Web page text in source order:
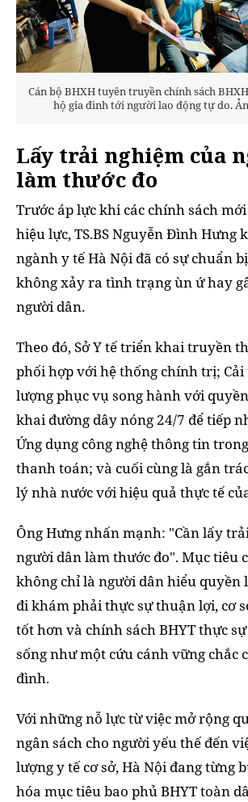
Cán bộ BHXH tuyên truyền chính sách
hộ gia đình tới người lao động tự do.
Lấy trải nghiệm của
làm thước đo
Trước áp lực khi các chính sách
hiệu lực, TS.BS Nguyễn Đình Hưng
ngành y tế Hà Nội đã có sự chuẩn
không xảy ra tình trạng ùn ứ hay
người dân.
Theo đó, Sở Y tế triển khai truyền
phối hợp với hệ thống chính trị;
lượng phục vụ song hành với
khai đường dây nóng 24/7 để tiếp
Ứng dụng công nghệ thông tin
thanh toán; và cuối cùng là gắn
lý nhà nước với hiệu quả thực tế
Ông Hưng nhấn mạnh: "Cần lấy
người dân làm thước đo". Mục tiêu
không chỉ là người dân hiểu quyền
đi khám phải thực sự thuận lợi, cơ
tốt hơn và chính sách BHYT thực
sống như một cứu cánh vững chắc
đình.
Với những nỗ lực từ việc mở rộng
ngân sách cho người yếu thế đến
lượng y tế cơ sở, Hà Nội đang từng
hóa mục tiêu bao phủ BHYT toàn